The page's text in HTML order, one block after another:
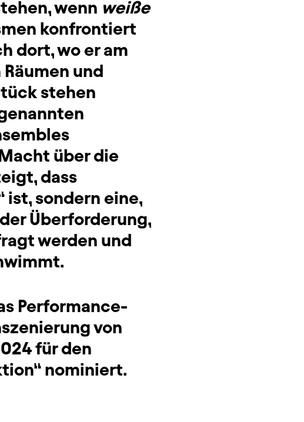
wenn weiße
konfrontiert
dort, wo er am
und
stehen
über die
dass
ist, sondern eine,
Überforderung,
werden und
Performance-
von
für den
nominiert.